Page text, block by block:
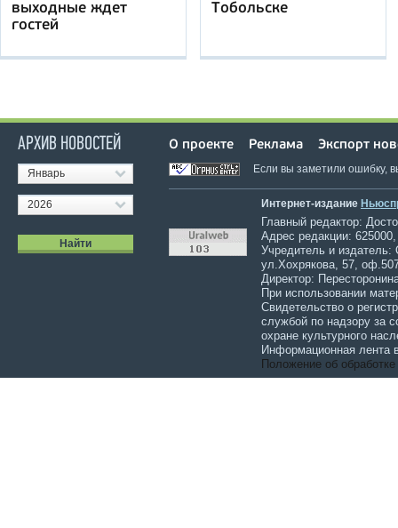
выходные ждет
гостей
Тобольске
АРХИВ НОВОСТЕЙ
Январь
2026
О проекте Реклама Экспорт
Если вы заметили ошибку,
Интернет-издание
Главный редактор:
Адрес редакции:
Учредитель и
ул.Хохрякова, 57,
Директор:
При использовании
Свидетельство о
службой по надзору за
охране культурного
Информационная лента
Положение об